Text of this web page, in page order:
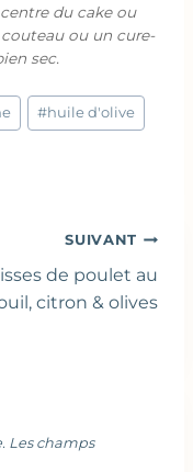
du cake ou
ou un cure-
sec.
#huile d'olive
SUIVANT
de poulet au
citron & olives
Les champs